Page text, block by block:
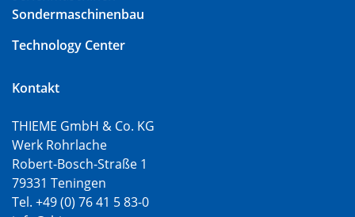
Sondermaschinenbau
Technology Center
Kontakt
THIEME GmbH & Co. KG
Werk Rohrlache
Robert-Bosch-Straße 1
79331 Teningen
Tel. +49 (0) 76 41 5 83-0